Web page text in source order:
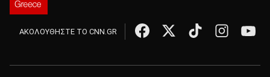
ΑΚΟΛΟΥΘΗΣΤΕ ΤΟ CNN.GR